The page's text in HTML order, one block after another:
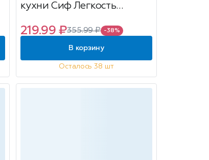
кухни Сиф Легкость
219.99 ₽355.99 ₽ -38%
В корзину
Осталось 38 шт